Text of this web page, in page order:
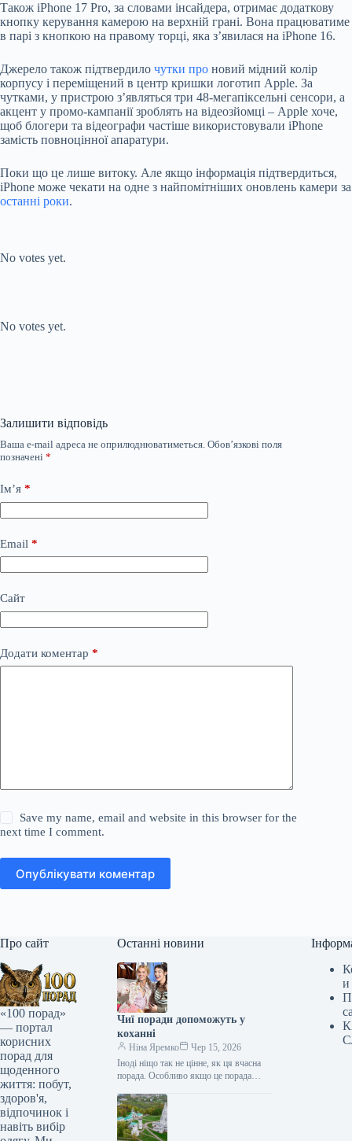
Також iPhone 17 Pro, за словами інсайдера, отримає додаткову
кнопку керування камерою на верхній грані. Вона працюватиме
в парі з кнопкою на правому торці, яка з’явилася на iPhone 16.
Джерело також підтвердило чутки про новий мідний колір
корпусу і переміщений в центр кришки логотип Apple. За
чутками, у пристрою з’являться три 48-мегапіксельні сенсори, а
акцент у промо-кампанії зроблять на відеозйомці – Apple хоче,
щоб блогери та відеографи частіше використовували iPhone
замість повноцінної апаратури.
Поки що це лише витоку. Але якщо інформація підтвердиться,
iPhone може чекати на одне з найпомітніших оновлень камери за
останні роки.
No votes yet.
No votes yet.
Залишити відповідь
Ваша e-mail адреса не оприлюднюватиметься. Обов’язкові поля
позначені *
Ім’я *
Email *
Сайт
Додати коментар *
Save my name, email and website in this browser for the
next time I comment.
Опублікувати коментар
Про сайт
«100 порад»
— портал
корисних
порад для
щоденного
життя: побут,
здоров'я,
відпочинок і
навіть вибір
Останні новини
Чиї поради допоможуть у
коханні
Ніна Яремко
Чер 15, 2026
Іноді ніщо так не цінне, як ця вчасна
порада. Особливо якщо це порада
косметолога, тренера, стиліста…
и